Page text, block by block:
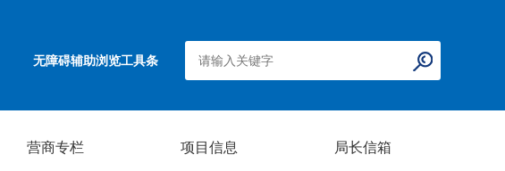
无障碍辅助浏览工具条
营商专栏 项目信息 局长信箱